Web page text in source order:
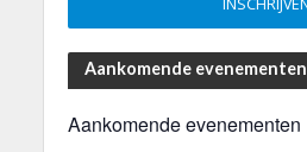
Aankomende evenementen
Aankomende evenementen